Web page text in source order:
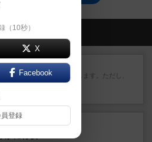
新しい投稿
つの街の物語
ルを4×4で並べて街づくりします。ただし、
各プレイヤーの間にあ...
間前
（10秒）
X
Facebook
員登録